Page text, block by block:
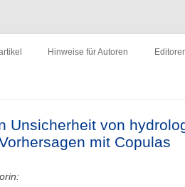
Inhalt
Hinweise für Autoren
Unsicherheit von
mit Copulas